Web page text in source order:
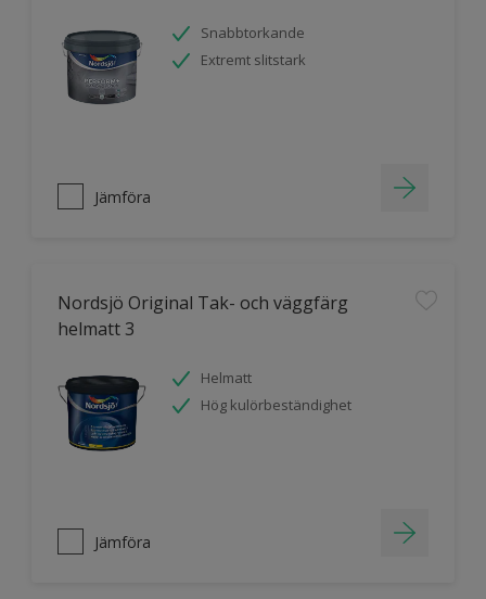
Snabbtorkande
Extremt slitstark
Jämföra
Nordsjö Original Tak- och väggfärg
helmatt 3
Helmatt
Hög kulörbeständighet
Jämföra